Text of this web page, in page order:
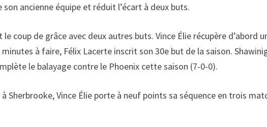
ancienne équipe et réduit l’écart à deux buts.
coup de grâce avec deux autres buts. Vince Élie récupère d’abord
à faire, Félix Lacerte inscrit son 30e but de la saison.
le balayage contre le Phoenix cette saison (7-0-0).
Sherbrooke, Vince Élie porte à neuf points sa séquence en trois